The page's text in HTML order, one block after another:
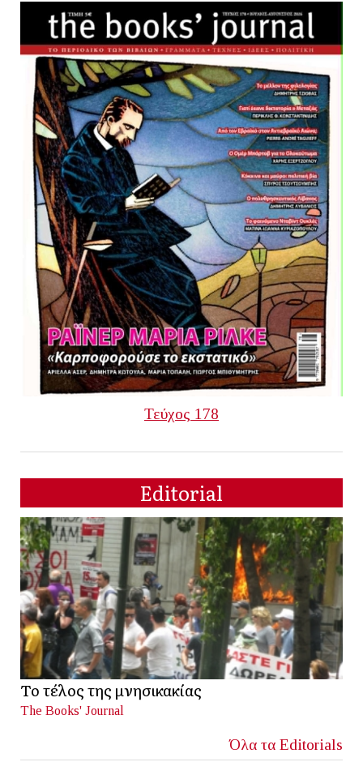
Τεύχος 178
Editorial
Το τέλος της μνησικακίας
The Books' Journal
Όλα τα Editorials